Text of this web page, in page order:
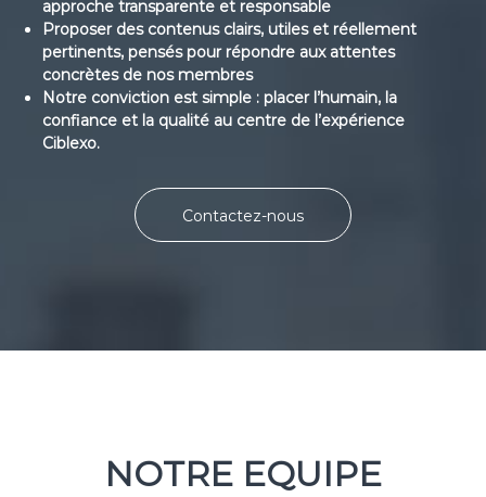
approche transparente et responsable
Proposer des contenus clairs, utiles et réellement
pertinents, pensés pour répondre aux attentes
concrètes de nos membres
Notre conviction est simple : placer l’humain, la
confiance et la qualité au centre de l’expérience
Ciblexo.
Contactez-nous
NOTRE EQUIPE